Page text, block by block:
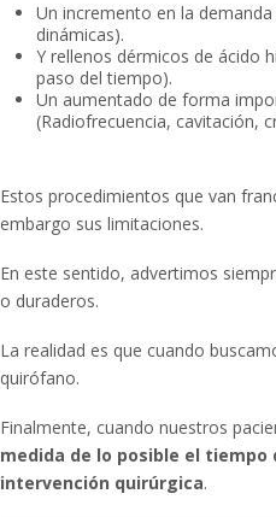
Un incremento en la
dinámicas).
Y rellenos dérmicos de ácido
paso del tiempo).
Un aumentado de forma
(Radiofrecuencia, cavitación,
Estos procedimientos que van
embargo sus limitaciones.
En este sentido, advertimos
o duraderos.
La realidad es que cuando
quirófano.
Finalmente, cuando nuestros
medida de lo posible el
intervención quirúrgica.